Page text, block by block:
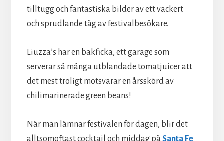
tilltugg och fantastiska bilder av ett vackert
och sprudlande tåg av festivalbesökare.
Liuzza’s har en bakficka, ett garage som
serverar så många utblandade tomatjuicer att
det mest troligt motsvarar en årsskörd av
chilimarinerade green beans!
När man lämnar festivalen för dagen, blir det
alltsomoftast cocktail och middag på Santa Fe